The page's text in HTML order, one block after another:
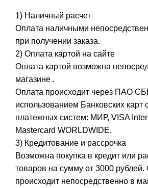
1) Наличный расчет
Оплата наличными
при получении заказа.
2) Оплата картой на сайте
Оплата картой возможна
магазине .
Оплата происходит через ПАО
использованием Банковских
платежных систем: МИР, VISA
Mastercard WORLDWIDE.
3) Кредитование и рассрочка
Возможна покупка в кредит или
товаров на сумму от 3000
происходит непосредственно в